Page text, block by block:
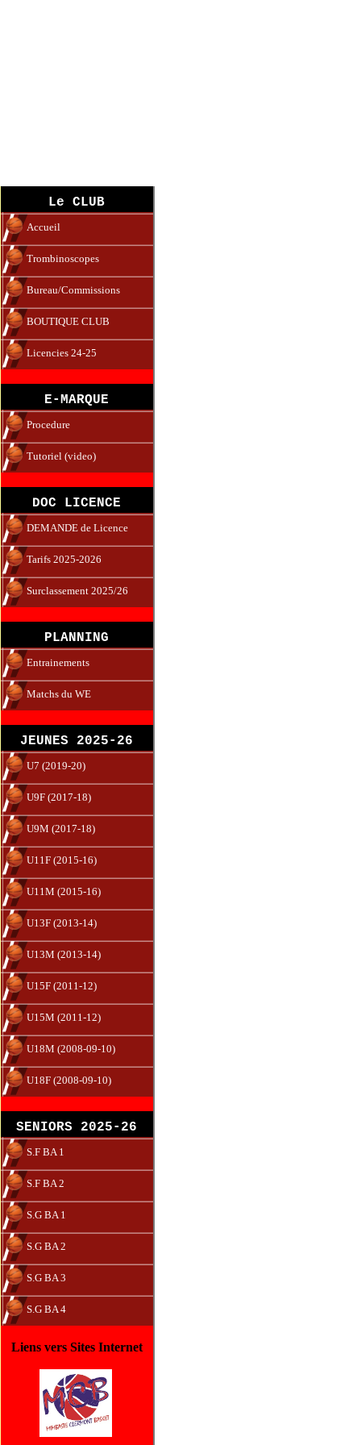
Le CLUB
Accueil
Trombinoscopes
Bureau/Commissions
BOUTIQUE CLUB
Licencies 24-25
E-MARQUE
Procedure
Tutoriel (video)
DOC LICENCE
DEMANDE de Licence
Tarifs 2025-2026
Surclassement 2025/26
PLANNING
Entrainements
Matchs du WE
JEUNES 2025-26
U7 (2019-20)
U9F (2017-18)
U9M (2017-18)
U11F (2015-16)
U11M (2015-16)
U13F (2013-14)
U13M (2013-14)
U15F (2011-12)
U15M (2011-12)
U18M (2008-09-10)
U18F (2008-09-10)
SENIORS 2025-26
S.F BA 1
S.F BA 2
S.G BA 1
S.G BA 2
S.G BA 3
S.G BA 4
Liens vers Sites Internet